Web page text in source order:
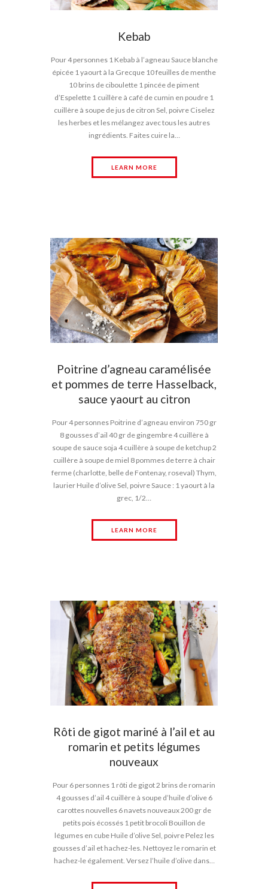
Kebab
Pour 4 personnes 1 Kebab à l’agneau Sauce blanche
épicée 1 yaourt à la Grecque 10 feuilles de menthe
10 brins de ciboulette 1 pincée de piment
d’Espelette 1 cuillère à café de cumin en poudre 1
cuillère à soupe de jus de citron Sel, poivre Ciselez
les herbes et les mélangez avec tous les autres
ingrédients. Faites cuire la…
LEARN MORE
Poitrine d’agneau caramélisée
et pommes de terre Hasselback,
sauce yaourt au citron
Pour 4 personnes Poitrine d’agneau environ 750 gr
8 gousses d’ail 40 gr de gingembre 4 cuillère à
soupe de sauce soja 4 cuillère à soupe de ketchup 2
cuillère à soupe de miel 8 pommes de terre à chair
ferme (charlotte, belle de Fontenay, roseval) Thym,
laurier Huile d’olive Sel, poivre Sauce : 1 yaourt à la
grec, 1/2…
LEARN MORE
Rôti de gigot mariné à l’ail et au
romarin et petits légumes
nouveaux
Pour 6 personnes 1 rôti de gigot 2 brins de romarin
4 gousses d’ail 4 cuillère à soupe d’huile d’olive 6
carottes nouvelles 6 navets nouveaux 200 gr de
petits pois écossés 1 petit brocoli Bouillon de
légumes en cube Huile d’olive Sel, poivre Pelez les
gousses d’ail et hachez-les. Nettoyez le romarin et
hachez-le également. Versez l’huile d’olive dans…